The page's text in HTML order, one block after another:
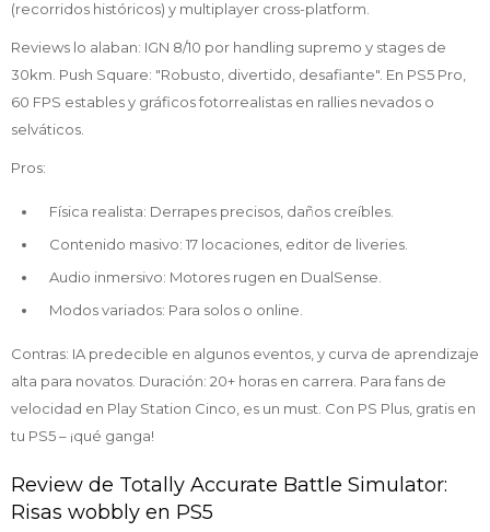
(recorridos históricos) y multiplayer cross-platform.
Reviews lo alaban: IGN 8/10 por handling supremo y stages de
30km. Push Square: "Robusto, divertido, desafiante". En PS5 Pro,
60 FPS estables y gráficos fotorrealistas en rallies nevados o
selváticos.
Pros:
Física realista: Derrapes precisos, daños creíbles.
Contenido masivo: 17 locaciones, editor de liveries.
Audio inmersivo: Motores rugen en DualSense.
Modos variados: Para solos o online.
Contras: IA predecible en algunos eventos, y curva de aprendizaje
alta para novatos. Duración: 20+ horas en carrera. Para fans de
velocidad en Play Station Cinco, es un must. Con PS Plus, gratis en
tu PS5 – ¡qué ganga!
Review de Totally Accurate Battle Simulator:
Risas wobbly en PS5